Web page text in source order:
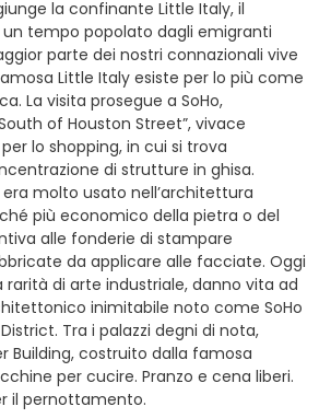
la confinante Little Italy, il
tempo popolato dagli emigranti
parte dei nostri connazionali vive
Little Italy esiste per lo più come
La visita prosegue a SoHo,
of Houston Street”, vivace
lo shopping, in cui si trova
di strutture in ghisa.
molto usato nell’architettura
più economico della pietra o del
alle fonderie di stampare
da applicare alle facciate. Oggi
rarità di arte industriale, danno vita ad
inimitabile noto come SoHo
Tra i palazzi degni di nota,
Building, costruito dalla famosa
per cucire. Pranzo e cena liberi.
il pernottamento.